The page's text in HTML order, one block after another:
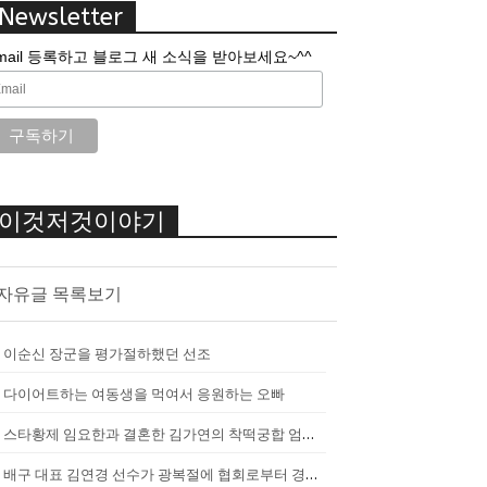
등록하고 블로그 새 소식을 받아보세요~^^
것저것이야기
유글 목록보기
이순신 장군을 평가절하했던 선조
다이어트하는 여동생을 먹여서 응원하는 오빠
스타황제 임요한과 결혼한 김가연의 착떡궁합 엄마 내조
배구 대표 김연경 선수가 광복절에 협회로부터 경고를 받았던 이유